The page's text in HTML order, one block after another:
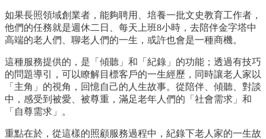
如果長照領域創業者，能夠聘用、培養一批文史教育工作者，
他們的任務就是週休二日、每天上班8小時，去陪伴金字塔中
高端的老人們、聊老人們的一生，或許也會是一種商機。
這種服務提供的，是「傾聽」和「紀錄」的功能；透過有技巧
的問題導引，可以瞭解目標客戶的一生經歷，同時讓老人家以
「主角」的視角，回憶自己的人生故事。從陪伴、傾聽、對談
中，感受到被愛、被尊重，滿足老年人們的「社會需求」和
「自尊需求」。
重點在於，從這樣的照顧服務過程中，紀錄下老人家的一生故